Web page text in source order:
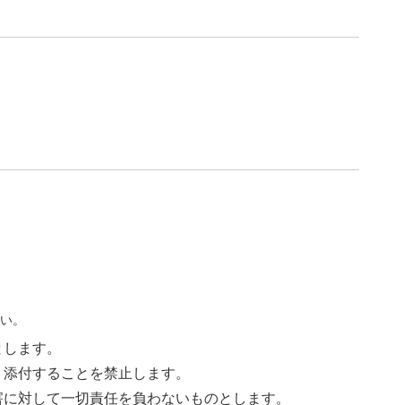
。
ます。
付することを禁止します。
対して一切責任を負わないものとします。